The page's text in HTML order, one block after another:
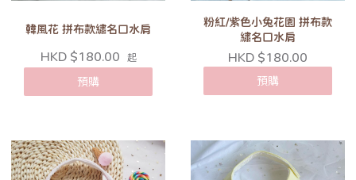
韓風花 拼布款繡名口水肩
HKD $180.00 起
預購
粉紅/紫色小兔花園 拼布款
繡名口水肩
HKD $180.00
預購